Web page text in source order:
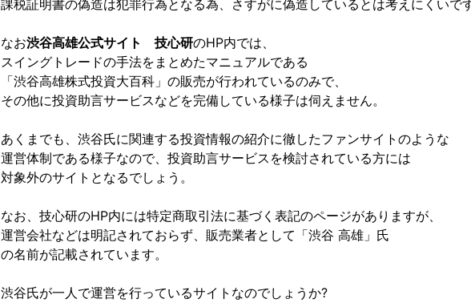
課税証明書の偽造は犯罪行為となる為、さすがに偽造しているとは考えにくいです
なお渋谷高雄公式サイト 技心研のHP内では、
スイングトレードの手法をまとめたマニュアルである
「渋谷高雄株式投資大百科」の販売が行われているのみで、
その他に投資助言サービスなどを完備している様子は伺えません。
あくまでも、渋谷氏に関連する投資情報の紹介に徹したファンサイトのような
運営体制である様子なので、投資助言サービスを検討されている方には
対象外のサイトとなるでしょう。
なお、技心研のHP内には特定商取引法に基づく表記のページがありますが、
運営会社などは明記されておらず、販売業者として「渋谷 高雄」氏
の名前が記載されています。
渋谷氏が一人で運営を行っているサイトなのでしょうか?